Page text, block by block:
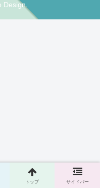
Design.
トップ サイドバー